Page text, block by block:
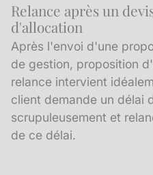
Relance après un
d'allocation
Après l'envoi d'une
de gestion, proposition
relance intervient
client demande un délai
scrupuleusement et
de ce délai.